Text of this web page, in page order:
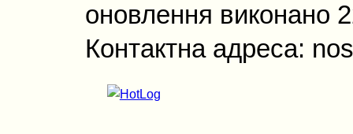
оновлення виконано
Контактна адреса: